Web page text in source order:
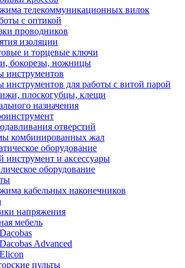
телекоммуникационных вилок
с оптикой
проводников
изоляции
и торцевые ключи
бокорезы, ножницы
инструментов
инструментов для работы с витой парой
плоскогубцы, клещи
назначения
отверстий
комбинированных жал
оборудование
инструмент и аксессуары
оборудование
кабельных наконечников
напряжения
мебель
Advanced
пульты